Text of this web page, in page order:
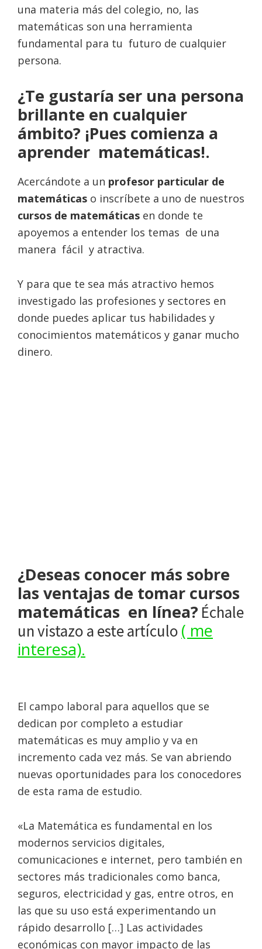
una materia más del colegio, no, las
matemáticas son una herramienta
fundamental para tu futuro de cualquier
persona.
¿Te gustaría ser una persona
brillante en cualquier
ámbito? ¡Pues comienza a
aprender matemáticas!.
Acercándote a un profesor particular de
matemáticas o inscríbete a uno de nuestros
cursos de matemáticas en donde te
apoyemos a entender los temas de una
manera fácil y atractiva.
Y para que te sea más atractivo hemos
investigado las profesiones y sectores en
donde puedes aplicar tus habilidades y
conocimientos matemáticos y ganar mucho
dinero.
¿Deseas conocer más sobre
las ventajas de tomar cursos
matemáticas en línea? Échale
un vistazo a este artículo ( me
interesa).
El campo laboral para aquellos que se
dedican por completo a estudiar
matemáticas es muy amplio y va en
incremento cada vez más. Se van abriendo
nuevas oportunidades para los conocedores
de esta rama de estudio.
«La Matemática es fundamental en los
modernos servicios digitales,
comunicaciones e internet, pero también en
sectores más tradicionales como banca,
seguros, electricidad y gas, entre otros, en
las que su uso está experimentando un
rápido desarrollo […] Las actividades
económicas con mayor impacto de las